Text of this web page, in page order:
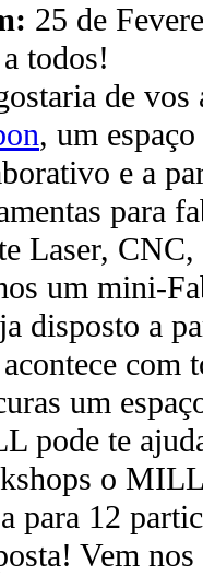
25 de
todos!
de vos
, um
e a
para
Laser, CNC,
um mini-
disposto a
com
um
pode te
o MILL
para 12
Vem